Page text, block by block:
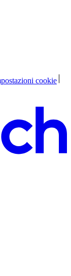
cookie